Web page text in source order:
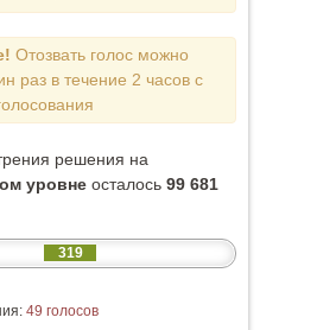
Отозвать голос можно
раз в течение 2 часов с
решения на
уровне осталось 99 681
319
49 голосов